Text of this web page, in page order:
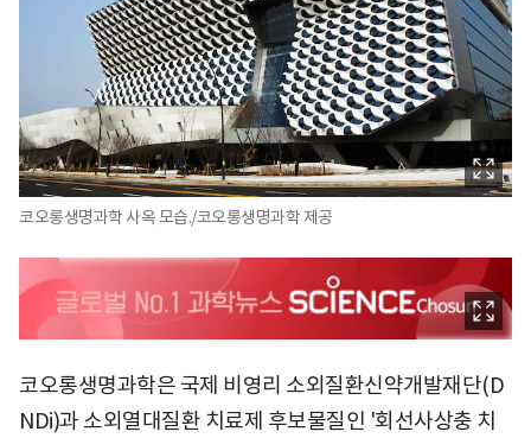
코오롱생명과학 사옥 모습./코오롱생명과학 제공
코오롱생명과학은 국제 비영리 소외질환신약개발재단(D
NDi)과 소외열대질환 치료제 후보물질인 '회선사상충 치